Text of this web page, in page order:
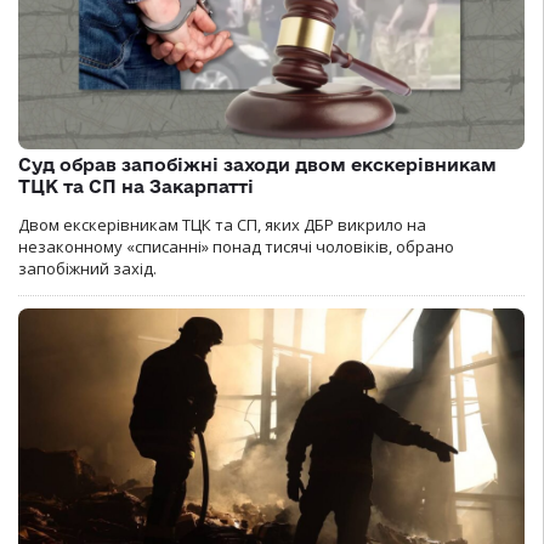
Суд обрав запобіжні заходи двом екскерівникам
ТЦК та СП на Закарпатті
Двом екскерівникам ТЦК та СП, яких ДБР викрило на
незаконному «списанні» понад тисячі чоловіків, обрано
запобіжний захід.